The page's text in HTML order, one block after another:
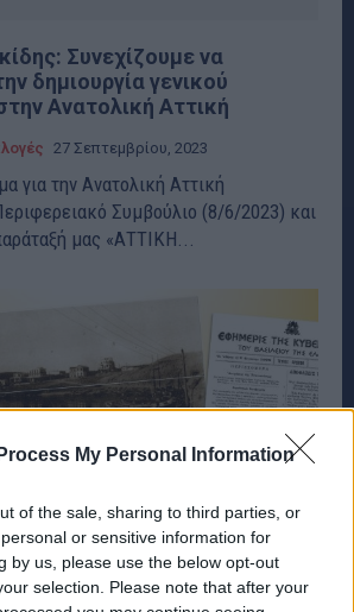
My Personal Information
of the sale, sharing to third parties, or
or sensitive information for
by us, please use the below opt-out
selection. Please note that after your
Συνεχίζουμε να
δημιουργία γενικού
Ανατολική Αττική
27 Σεπτεμβρίου, 2023
για την Ανατολική Αττική
Συμβούλιο (8/6/2023) και
μας «ΑΤΤΙΚΗ...